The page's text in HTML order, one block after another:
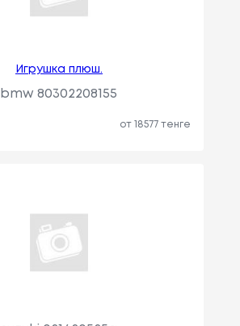
Игрушка плюш.
bmw 80302208155
от 18577 тенге